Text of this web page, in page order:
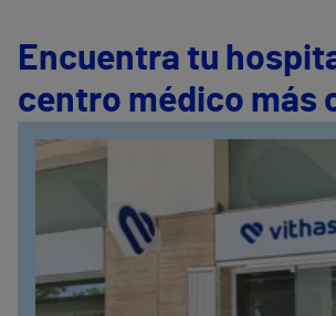
Encuentra tu
centro médico más